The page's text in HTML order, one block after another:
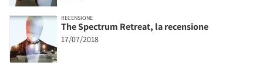
RECENSIONE
The Spectrum Retreat, la recensione
17/07/2018